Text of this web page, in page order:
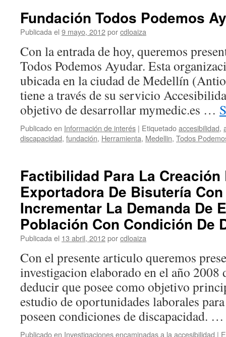
Fundación Todos Podemos
Publicada el 9 mayo, 2012porcdloaiza
Con la entrada de hoy, queremos
Todos Podemos Ayudar. Esta
ubicada en la ciudad de Medellín
tiene a través de su servicio
objetivo de desarrollar mymedic.es …
Publicado en Información de interés | Etiquetadoaccesibilidad,
discapacidad, fundación, Herramienta, Medellin, Todos
Factibilidad Para La Creación
Exportadora De Bisutería
Incrementar La Demanda De
Población Con Condición De
Publicada el 13 abril, 2012porcdloaiza
Con el presente articulo queremos
investigacion elaborado en el año 2008
deducir que posee como objetivo
estudio de oportunidades laborales
poseen condiciones de discapacidad.
Publicado en Investigaciones encaminadas a la accesibilidad |